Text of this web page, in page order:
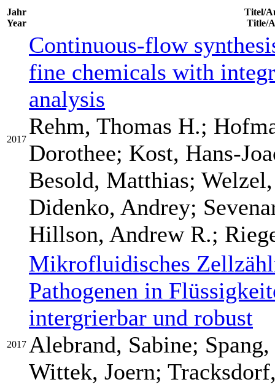
Jahr
Year
Titel/
Title/
2017
Continuous-flow
fine chemicals with
analysis
Rehm, Thomas H.;
Dorothee; Kost, Hans-
Besold, Matthias;
Didenko, Andrey;
Hillson, Andrew R.;
2017
Mikrofluidisches
Pathogenen in
intergrierbar und robust
Alebrand, Sabine;
Wittek, Joern;